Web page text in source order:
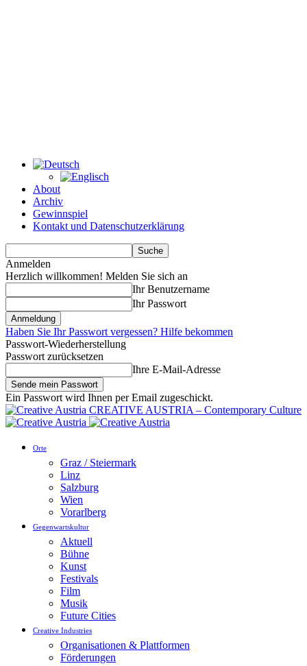
About
Archiv
Gewinnspiel
Kontakt und Datenschutzerklärung
Anmelden
Herzlich willkommen! Melden Sie sich an
Ihr Benutzername
Ihr Passwort
Haben Sie Ihr Passwort vergessen? Hilfe bekommen
Passwort-Wiederherstellung
Passwort zurücksetzen
Ihre E-Mail-Adresse
Ein Passwort wird Ihnen per Email zugeschickt.
CREATIVE AUSTRIA – Contemporary Culture
Orte
Graz / Steiermark
Linz
Salzburg
Wien
Vorarlberg
Gegenwartskultur
Aktuell
Bühne
Kunst
Festivals
Film
Musik
Future Cities
Creative Industries
Organisationen & Plattformen
Förderungen